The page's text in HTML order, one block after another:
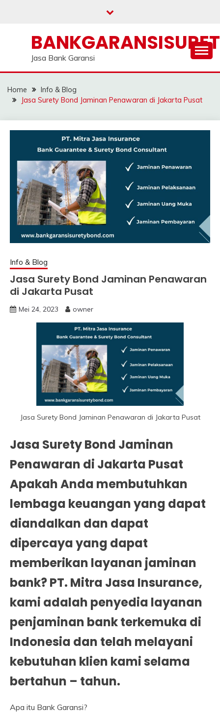
Jasa Bank Garansi
Home
Info & Blog
Jasa Surety Bond Jaminan Penawaran di Jakarta Pusat
Info & Blog
Jasa Surety Bond Jaminan Penawaran
di Jakarta Pusat
Mei 24, 2023 owner
Jasa Surety Bond Jaminan Penawaran di Jakarta Pusat
Jasa Surety Bond Jaminan
Penawaran di Jakarta Pusat
Apakah Anda membutuhkan
lembaga keuangan yang dapat
diandalkan dan dapat
dipercaya yang dapat
memberikan layanan jaminan
bank? PT. Mitra Jasa Insurance,
kami adalah penyedia layanan
penjaminan bank terkemuka di
Indonesia dan telah melayani
kebutuhan klien kami selama
bertahun – tahun.
Apa itu Bank Garansi?